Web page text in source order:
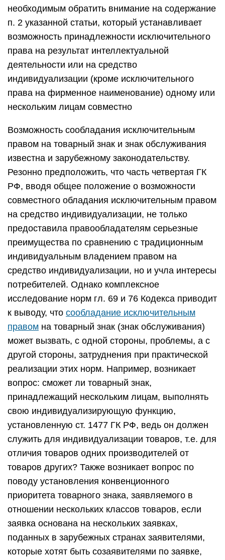
необходимым обратить внимание на содержание
п. 2 указанной статьи, который устанавливает
возможность принадлежности исключительного
права на результат интеллектуальной
деятельности или на средство
индивидуализации (кроме исключительного
права на фирменное наименование) одному или
нескольким лицам совместно
Возможность сообладания исключительным
правом на товарный знак и знак обслуживания
известна и зарубежному законодательству.
Резонно предположить, что часть четвертая ГК
РФ, вводя общее положение о возможности
совместного обладания исключительным правом
на средство индивидуализации, не только
предоставила правообладателям серьезные
преимущества по сравнению с традиционным
индивидуальным владением правом на
средство индивидуализации, но и учла интересы
потребителей. Однако комплексное
исследование норм гл. 69 и 76 Кодекса приводит
к выводу, что сообладание исключительным
правом на товарный знак (знак обслуживания)
может вызвать, с одной стороны, проблемы, а с
другой стороны, затруднения при практической
реализации этих норм. Например, возникает
вопрос: сможет ли товарный знак,
принадлежащий нескольким лицам, выполнять
свою индивидуализирующую функцию,
установленную ст. 1477 ГК РФ, ведь он должен
служить для индивидуализации товаров, т.е. для
отличия товаров одних производителей от
товаров других? Также возникает вопрос по
поводу установления конвенционного
приоритета товарного знака, заявляемого в
отношении нескольких классов товаров, если
заявка основана на нескольких заявках,
поданных в зарубежных странах заявителями,
которые хотят быть созаявителями по заявке,